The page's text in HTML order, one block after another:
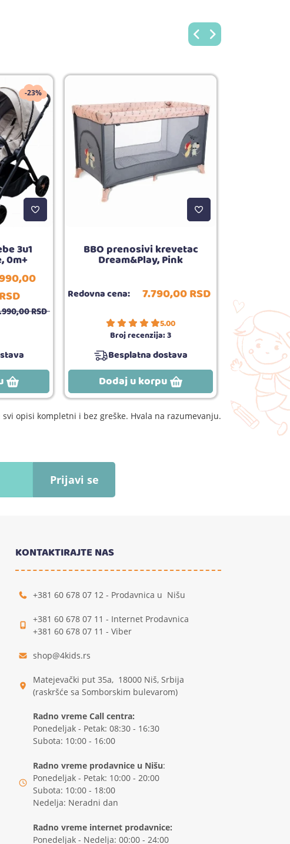
-23%
3u1
0m+
00
RSD
00RSD
BBO prenosivi krevetac
Dream&Play, Pink
Redovna cena: 7.790,00RSD
5.00
Broj recenzija:3
Besplatna dostava
Dodaj u korpu
Redovna cena:
opisi kompletni i bez greške. Hvala na razumevanju.
Prijavi se
KONTAKTIRAJTE NAS
+381 60 678 07 12 - Prodavnica u Nišu
+381 60 678 07 11 - Internet Prodavnica
+381 60 678 07 11 - Viber
shop@4kids.rs
Matejevački put 35a, 18000 Niš, Srbija
(raskršće sa Somborskim bulevarom)
Radno vreme Call centra:
Ponedeljak - Petak: 08:30 - 16:30
Subota: 10:00 - 16:00
Radno vreme prodavnice u Nišu:
Ponedeljak - Petak: 10:00 - 20:00
Subota: 10:00 - 18:00
Nedelja: Neradni dan
Radno vreme internet prodavnice:
Ponedeljak - Nedelja: 00:00 - 24:00